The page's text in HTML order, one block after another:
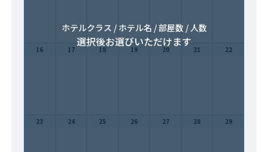
ホテルクラス / ホテル名 / 部屋数 / 人数
選択後お選びいただけます
16 17 18 19 20 21 22
23 24 25 26 27 28 29